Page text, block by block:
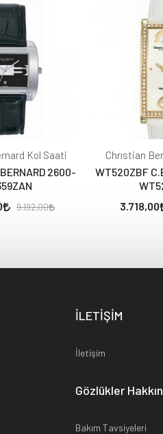
Kol Saati
2600-
9.192,00
Chrıstian
WT520ZBF
3.718,00
İLETİŞİM
İletişim
Gözlükler
Bakım Tavsiyeleri